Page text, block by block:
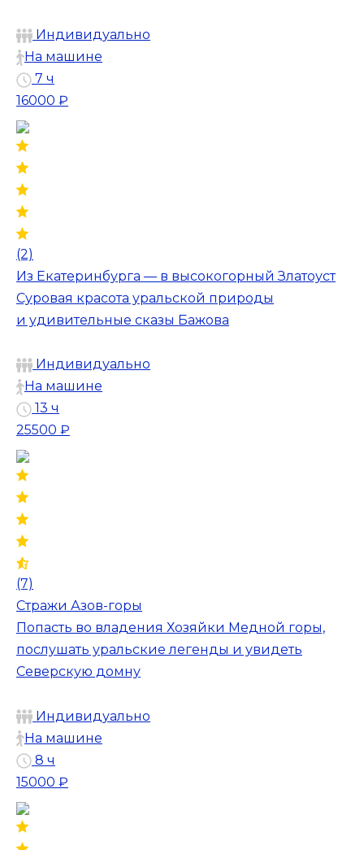
Индивидуально
На машине
7 ч
16000 ₽
(2)
Из Екатеринбурга — в высокогорный Златоуст
Суровая красота уральской природы
и удивительные сказы Бажова
Индивидуально
На машине
13 ч
25500 ₽
(7)
Стражи Азов-горы
Попасть во владения Хозяйки Медной горы,
послушать уральские легенды и увидеть
Северскую домну
Индивидуально
На машине
8 ч
15000 ₽